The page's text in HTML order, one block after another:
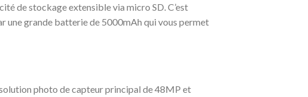
de stockage extensible via micro SD. C’est
une grande batterie de 5000mAh qui vous permet
photo de capteur principal de 48MP et